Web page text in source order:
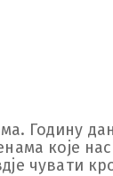
Годину
које
чувати